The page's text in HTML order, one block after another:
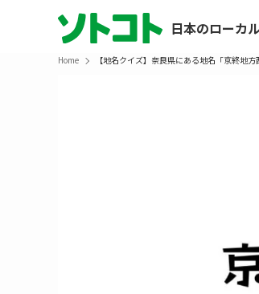
日本のローカ
Home 【地名クイズ】奈良県にある地名「京終地